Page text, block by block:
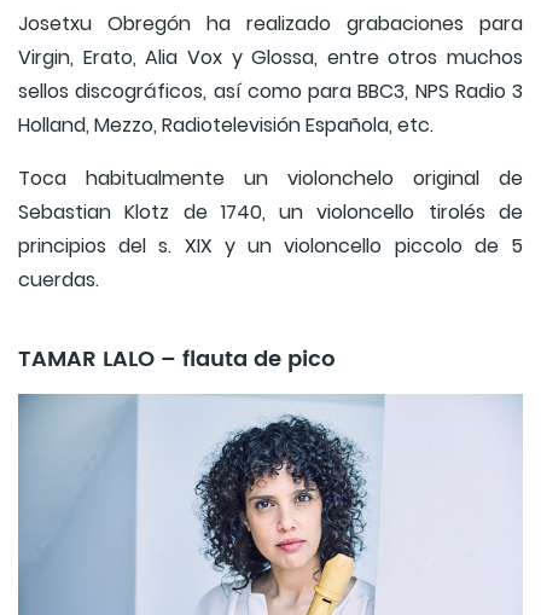
Josetxu Obregón ha realizado grabaciones para
Virgin, Erato, Alia Vox y Glossa, entre otros muchos
sellos discográficos, así como para BBC3, NPS Radio 3
Holland, Mezzo, Radiotelevisión Española, etc.
Toca habitualmente un violonchelo original de
Sebastian Klotz de 1740, un violoncello tirolés de
principios del s. XIX y un violoncello piccolo de 5
cuerdas.
TAMAR LALO – flauta de pico